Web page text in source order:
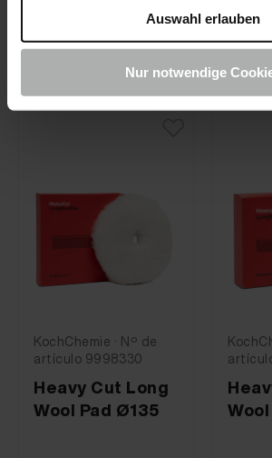
Auswahl erlauben
Nur notwendige
KochChemie · Nº de
artículo 9998330
Heavy Cut Long
Wool Pad Ø135